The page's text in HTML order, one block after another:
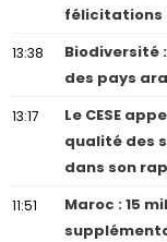
félicitations
13:38
Biodiversité
des pays
13:17
Le CESE
qualité des
dans son
11:51
Maroc : 15